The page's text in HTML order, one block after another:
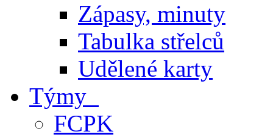
Zápasy, minuty
Tabulka střelců
Udělené karty
Týmy
FCPK